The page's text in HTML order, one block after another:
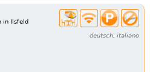
in Ilsfeld
deutsch, italiano